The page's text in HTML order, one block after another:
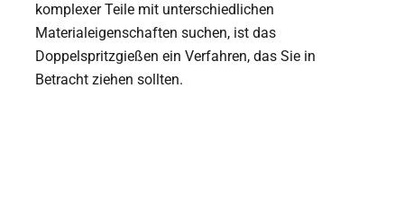
komplexer Teile mit unterschiedlichen
Materialeigenschaften suchen, ist das
Doppelspritzgießen ein Verfahren, das Sie in
Betracht ziehen sollten.